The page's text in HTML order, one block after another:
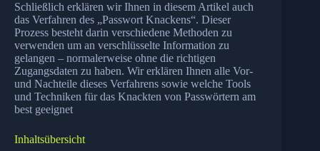
Schließlich erklären wir Ihnen in diesem Artikel auch
das Verfahren des „Passwort Knackens“. Dieser
Prozess besteht darin verschiedene Methoden zu
verwenden um an verschlüsselte Information zu
gelangen – normalerweise ohne die richtigen
Zugangsdaten zu haben. Wir erklären Ihnen alle Vor-
und Nachteile dieses Verfahrens sowie welche Tools
und Techniken für das Knackten von Passwörtern am
best geeignet
Inhaltsübersicht